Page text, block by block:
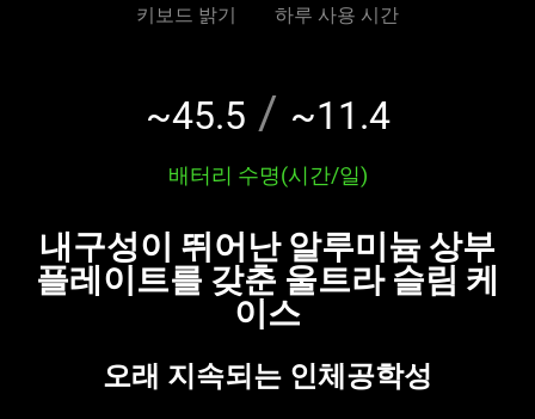
(Hour
키보드 밝기
하루 사용 시간
~45.5 / ~11.4
배터리 수명(시간/일)
내구성이 뛰어난 알루미늄 상부
플레이트를 갖춘 울트라 슬림 케
이스
오래 지속되는 인체공학성